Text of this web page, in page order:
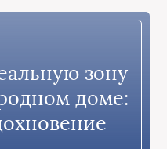
зону
доме: